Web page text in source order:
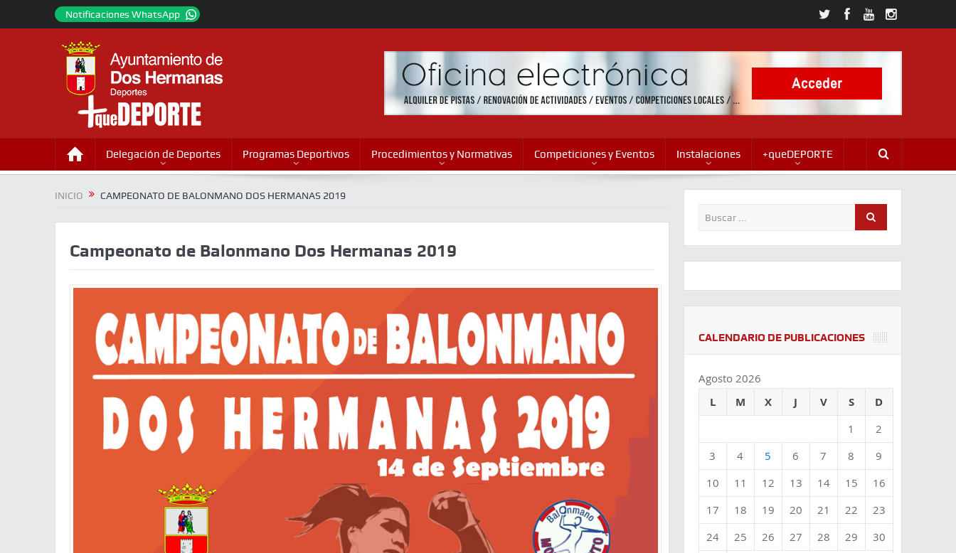
Notificaciones WhatsApp
Delegación de Deportes Programas Deportivos Procedimientos y Normativas Competiciones y Eventos Instalaciones +queDEPORTE
INICIO CAMPEONATO DE BALONMANO DOS HERMANAS 2019
Campeonato de Balonmano Dos Hermanas 2019
CALENDARIO DE PUBLICACIONES
Agosto 2026
L M X J V S D
1
2
3
4 5 6 7 8
9
10
11 12 13 14 15
16
17
18 19 20 21 22
23
24
25 26 27 28 29
30